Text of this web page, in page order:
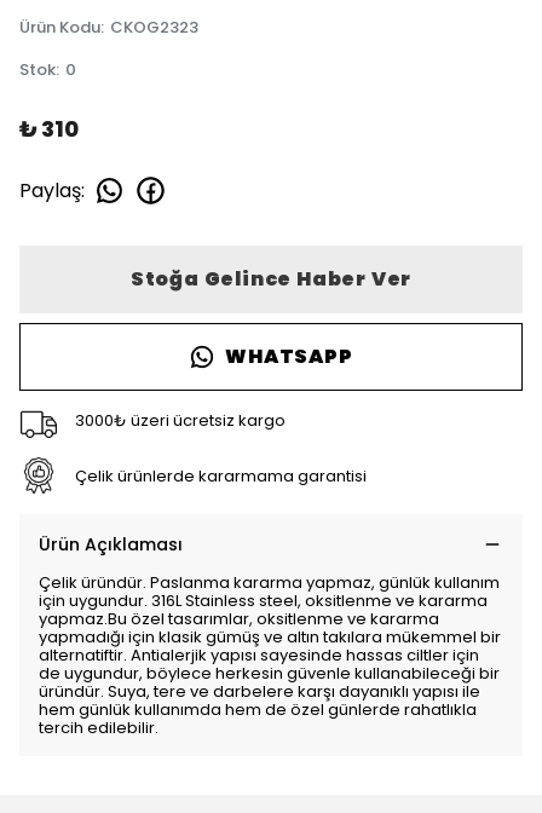
Ürün Kodu: CKOG2323
Stok: 0
₺ 310
Paylaş:
Stoğa Gelince Haber Ver
WHATSAPP
3000₺ üzeri ücretsiz kargo
Çelik ürünlerde kararmama garantisi
Ürün Açıklaması
Çelik üründür. Paslanma kararma yapmaz, günlük kullanım
için uygundur. 316L Stainless steel, oksitlenme ve kararma
yapmaz.Bu özel tasarımlar, oksitlenme ve kararma
yapmadığı için klasik gümüş ve altın takılara mükemmel bir
alternatiftir. Antialerjik yapısı sayesinde hassas ciltler için
de uygundur, böylece herkesin güvenle kullanabileceği bir
üründür. Suya, tere ve darbelere karşı dayanıklı yapısı ile
hem günlük kullanımda hem de özel günlerde rahatlıkla
tercih edilebilir.